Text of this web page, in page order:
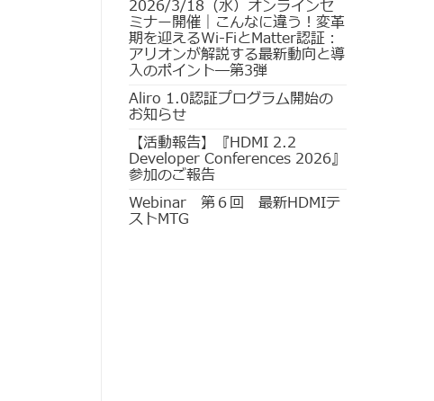
2026/3/18（水）オンラインセ
ミナー開催｜こんなに違う！変革
期を迎えるWi-FiとMatter認証：
アリオンが解説する最新動向と導
入のポイント―第3弾
Aliro 1.0認証プログラム開始の
お知らせ
【活動報告】『HDMI 2.2
Developer Conferences 2026』
参加のご報告
Webinar 第６回 最新HDMIテ
ストMTG